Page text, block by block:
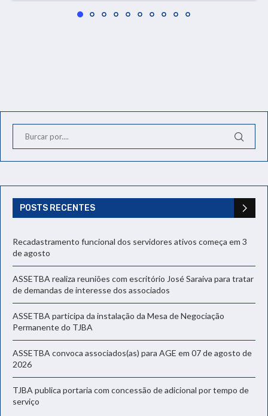
POSTS RECENTES
Recadastramento funcional dos servidores ativos começa em 3
de agosto
ASSETBA realiza reuniões com escritório José Saraiva para tratar
de demandas de interesse dos associados
ASSETBA participa da instalação da Mesa de Negociação
Permanente do TJBA
ASSETBA convoca associados(as) para AGE em 07 de agosto de
2026
TJBA publica portaria com concessão de adicional por tempo de
serviço